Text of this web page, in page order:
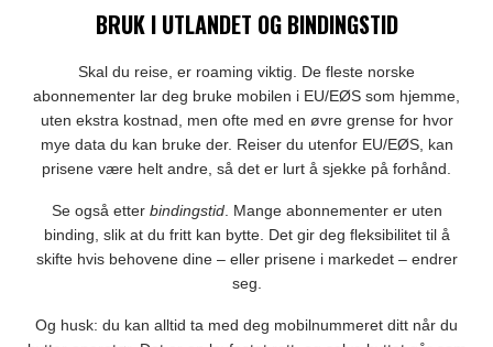
BRUK I UTLANDET OG BINDINGSTID
Skal du reise, er roaming viktig. De fleste norske
abonnementer lar deg bruke mobilen i EU/EØS som hjemme,
uten ekstra kostnad, men ofte med en øvre grense for hvor
mye data du kan bruke der. Reiser du utenfor EU/EØS, kan
prisene være helt andre, så det er lurt å sjekke på forhånd.
Se også etter bindingstid. Mange abonnementer er uten
binding, slik at du fritt kan bytte. Det gir deg fleksibilitet til å
skifte hvis behovene dine – eller prisene i markedet – endrer
seg.
Og husk: du kan alltid ta med deg mobilnummeret ditt når du